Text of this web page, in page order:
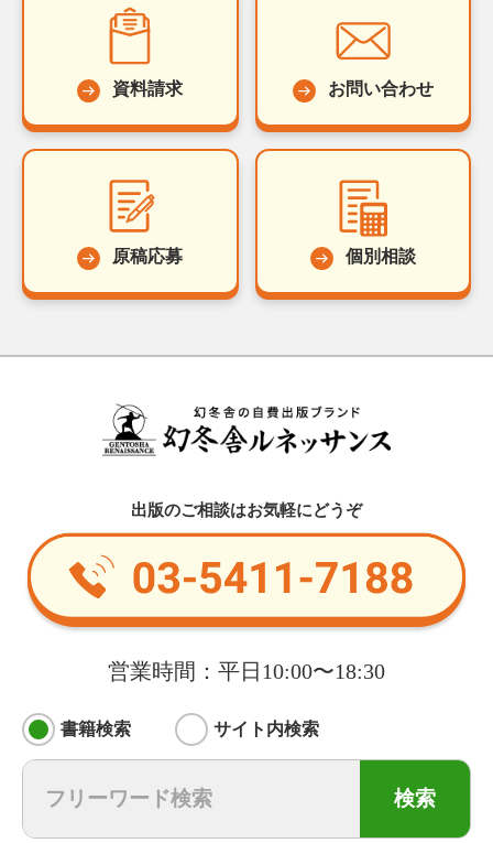
資料請求 お問い合わせ
原稿応募 個別相談
出版のご相談はお気軽にどうぞ
営業時間：平日10:00〜18:30
書籍検索 サイト内検索
検索